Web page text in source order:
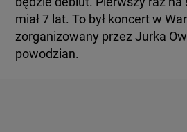
miał 7 lat. To był koncert w
zorganizowany przez Jurka
powodzian.